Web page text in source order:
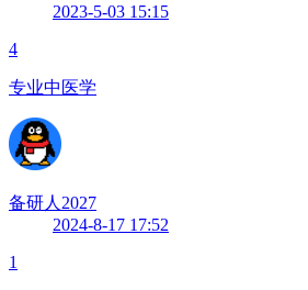
2023-5-03 15:15
4
专业中医学
备研人2027
2024-8-17 17:52
1